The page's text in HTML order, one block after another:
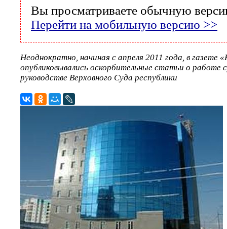
Вы просматриваете обычную
Перейти на мобильную версию >>
Неоднократно, начиная с апреля 2011 года, в газете
опубликовывались оскорбительные статьи о работе
руководстве Верховного Суда республики